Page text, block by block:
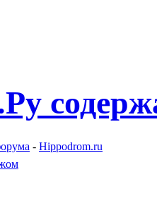
- Hippodrom.ru